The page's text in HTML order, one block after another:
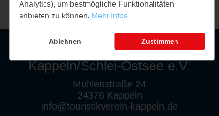
Touristikverein
Kappeln/Schlei-Ostsee e.V.
Mühlenstraße 24
24376 Kappeln
info@touristikverein-kappeln.de
Analytics), um bestmögliche Funktionalitäten
anbieten zu können. Mehr Infos
Ablehnen Zustimmen